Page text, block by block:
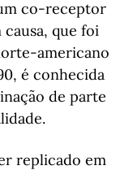
co-receptor
que foi
americano
é conhecida
de parte
replicado em